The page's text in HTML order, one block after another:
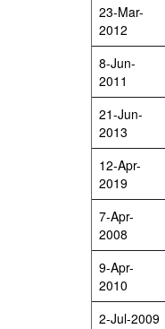
23-Mar-
2012
8-Jun-
2011
21-Jun-
2013
12-Apr-
2019
7-Apr-
2008
9-Apr-
2010
2-Jul-2009